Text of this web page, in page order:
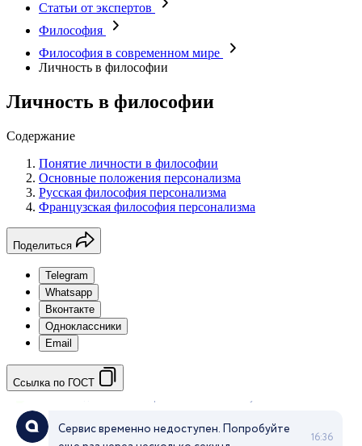
Статьи от экспертов
Философия
Философия в современном мире
Личность в философии
Личность в философии
Содержание
Понятие личности в философии
Основные положения персонализма
Русская философия персонализма
Французская философия персонализма
Поделиться
Telegram
Whatsapp
Вконтакте
Одноклассники
Email
Ссылка по ГОСТ